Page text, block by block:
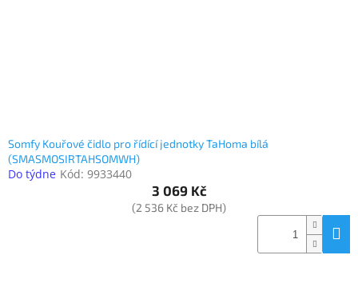
Somfy Kouřové čidlo pro řídící jednotky TaHoma bílá
(SMASMOSIRTAHSOMWH)
Do týdne Kód: 9933440
3 069 Kč
(2 536 Kč bez DPH)